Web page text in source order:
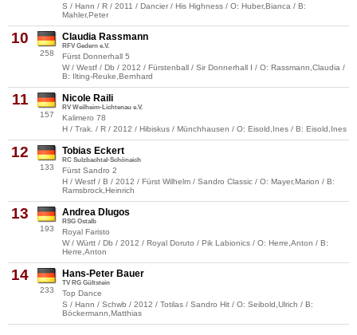
S / Hann / R / 2011 / Dancier / His Highness / O: Huber,Bianca / B:
Mahler,Peter
10
258
Claudia Rassmann
RFV Gedern e.V.
Fürst Donnerhall 5
W / Westf / Db / 2012 / Fürstenball / Sir Donnerhall I / O: Rassmann,Claudia /
B: Ilting-Reuke,Bernhard
11
157
Nicole Raili
RV Weilheim-Lichtenau e.V.
Kalimero 78
H / Trak. / R / 2012 / Hibiskus / Münchhausen / O: Eisold,Ines / B: Eisold,Ines
12
133
Tobias Eckert
RC Sulzbachtal-Schönaich
Fürst Sandro 2
H / Westf / B / 2012 / Fürst Wilhelm / Sandro Classic / O: Mayer,Marion / B:
Ramsbrock,Heinrich
13
193
Andrea Dlugos
RSG Ostalb
Royal Faristo
W / Württ / Db / 2012 / Royal Doruto / Pik Labionics / O: Herre,Anton / B:
Herre,Anton
14
233
Hans-Peter Bauer
TV RG Gültstein
Top Dance
S / Hann / Schwb / 2012 / Totilas / Sandro Hit / O: Seibold,Ulrich / B:
Böckermann,Matthias